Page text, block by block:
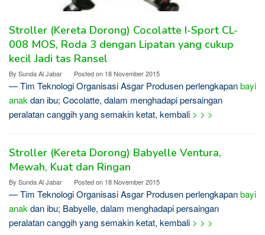
Stroller (Kereta Dorong) Cocolatte I-Sport CL-
008 MOS, Roda 3 dengan Lipatan yang cukup
kecil Jadi tas Ransel
By Sunda Al Jabar Posted on 18 November 2015
— Tim Teknologi Organisasi Asgar Produsen perlengkapanbayi
anakdan ibu; Cocolatte, dalam menghadapi persaingan
peralatan canggih yang semakin ketat, kembali > > >
Stroller (Kereta Dorong) Babyelle Ventura,
Mewah, Kuat dan Ringan
By Sunda Al Jabar Posted on 18 November 2015
— Tim Teknologi Organisasi Asgar Produsen perlengkapanbayi
anakdan ibu; Babyelle, dalam menghadapi persaingan
peralatan canggih yang semakin ketat, kembali > > >